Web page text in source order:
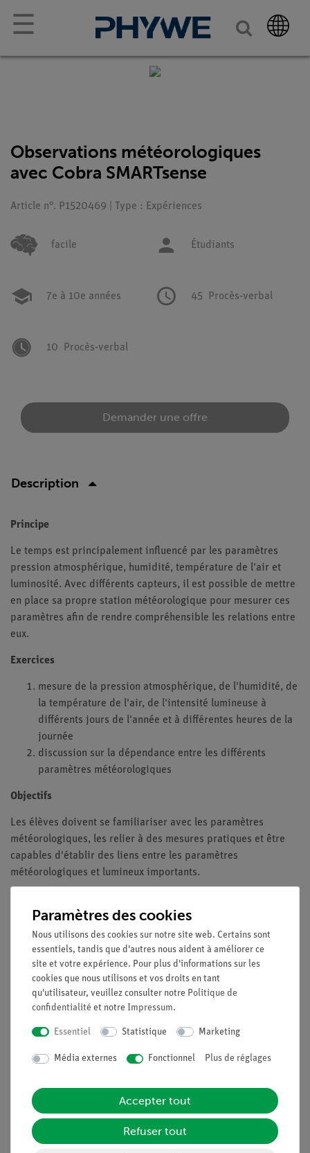
☰
Observations météorologiques
avec Cobra SMARTsense
Article n°. P1520469 | Type : Expériences
facile Étudiants
7e à 10e années 45 Procès-verbal
10 Procès-verbal
Demander une offre
Description
Principe
Le temps est principalement influencé par les paramètres
pression atmosphérique, humidité, température de l'air et
luminosité. Avec différents capteurs, il est possible de mettre
en place sa propre station météorologique pour mesurer ces
paramètres afin de rendre compréhensible les relations entre
eux.
Exercices
mesure de la pression atmosphérique, de l'humidité, de
la température de l'air, de l'intensité lumineuse à
différents jours de l'année et à différentes heures de la
journée
discussion sur la dépendance entre les différents
paramètres météorologiques
Objectifs
Les élèves doivent se familiariser avec les paramètres
météorologiques, les relier à des mesures pratiques et être
capables d'établir des liens entre les paramètres
météorologiques et lumineux importants.
nombreuses expériences dans le domaine de l'écologie
Mesures possibles à l'intérieur et à l'extérieur, pour une
utilisation mobile
Description de l'expérience spécialement
compréhensible et préparée de manière didactique
(pertinence pour la vie quotidienne, etc.), y compris les
L'enseignement orienté vers l'avenir : Intégration dans
des smartphones.
Augmentation de la motivation des étudiants grâce à
l'utilisation de la mesure intuitiveAPP.
Augmentation de la compétence médiatique.
Paramètres des cookies
Nous utilisons des cookies sur notre site web. Certains sont
essentiels, tandis que d'autres nous aident à améliorer ce
site et votre expérience. Pour plus d'informations sur les
cookies que nous utilisons et vos droits en tant
qu'utilisateur, veuillez consulter notre Politique de
confidentialité et notre Impressum.
Essentiel Statistique Marketing
Média externes Fonctionnel Plus de réglages
Accepter tout
Refuser tout